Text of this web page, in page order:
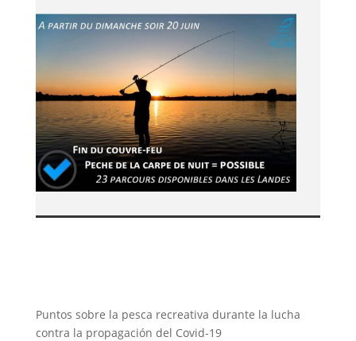
Puntos sobre la pesca recreativa durante la lucha
contra la propagación del Covid-19